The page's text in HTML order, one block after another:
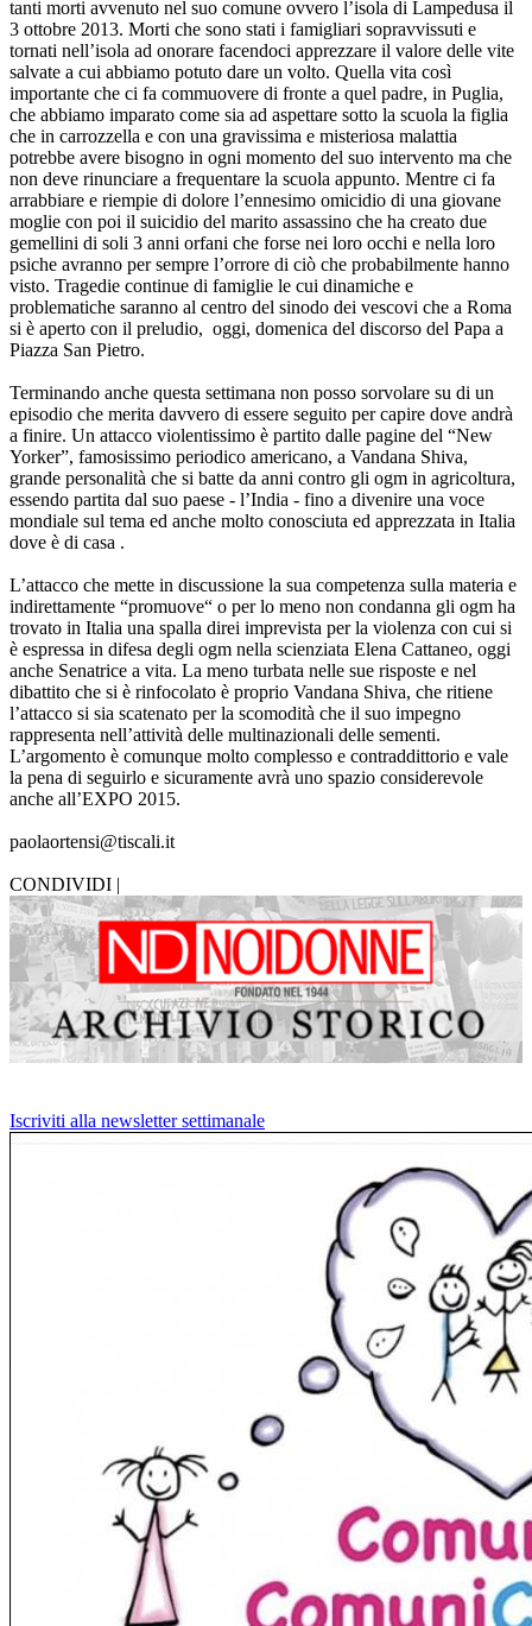
tanti morti avvenuto nel suo comune ovvero l’isola di Lampedusa il
3 ottobre 2013. Morti che sono stati i famigliari sopravvissuti e
tornati nell’isola ad onorare facendoci apprezzare il valore delle vite
salvate a cui abbiamo potuto dare un volto. Quella vita così
importante che ci fa commuovere di fronte a quel padre, in Puglia,
che abbiamo imparato come sia ad aspettare sotto la scuola la figlia
che in carrozzella e con una gravissima e misteriosa malattia
potrebbe avere bisogno in ogni momento del suo intervento ma che
non deve rinunciare a frequentare la scuola appunto. Mentre ci fa
arrabbiare e riempie di dolore l’ennesimo omicidio di una giovane
moglie con poi il suicidio del marito assassino che ha creato due
gemellini di soli 3 anni orfani che forse nei loro occhi e nella loro
psiche avranno per sempre l’orrore di ciò che probabilmente hanno
visto. Tragedie continue di famiglie le cui dinamiche e
problematiche saranno al centro del sinodo dei vescovi che a Roma
si è aperto con il preludio, oggi, domenica del discorso del Papa a
Piazza San Pietro.
Terminando anche questa settimana non posso sorvolare su di un
episodio che merita davvero di essere seguito per capire dove andrà
a finire. Un attacco violentissimo è partito dalle pagine del “New
Yorker”, famosissimo periodico americano, a Vandana Shiva,
grande personalità che si batte da anni contro gli ogm in agricoltura,
essendo partita dal suo paese - l’India - fino a divenire una voce
mondiale sul tema ed anche molto conosciuta ed apprezzata in Italia
dove è di casa .
L’attacco che mette in discussione la sua competenza sulla materia e
indirettamente “promuove“ o per lo meno non condanna gli ogm ha
trovato in Italia una spalla direi imprevista per la violenza con cui si
è espressa in difesa degli ogm nella scienziata Elena Cattaneo, oggi
anche Senatrice a vita. La meno turbata nelle sue risposte e nel
dibattito che si è rinfocolato è proprio Vandana Shiva, che ritiene
l’attacco si sia scatenato per la scomodità che il suo impegno
rappresenta nell’attività delle multinazionali delle sementi.
L’argomento è comunque molto complesso e contraddittorio e vale
la pena di seguirlo e sicuramente avrà uno spazio considerevole
anche all’EXPO 2015.
paolaortensi@tiscali.it
CONDIVIDI |
Iscriviti alla newsletter settimanale